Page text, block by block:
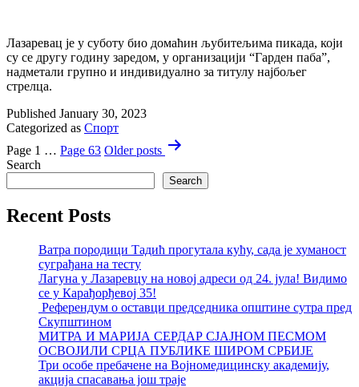
Лазаревац је у суботу био домаћин љубитељима пикада, који
су се другу годину заредом, у организацији “Гарден паба”,
надметали групно и индивидуално за титулу најбољег
стрелца.
Published January 30, 2023
Categorized as Спорт
Posts
pagination
Page 1 … Page 63 Olderposts
Search
Search
Recent Posts
Ватра породици Тадић прогутала кућу, сада је хуманост
суграђана на тесту
Лагуна у Лазаревцу на новој адреси од 24. јула! Видимо
се у Карађорђевој 35!
Референдум о оставци председника општине сутра пред
Скупштином
МИТРА И МАРИЈА СЕРДАР СЈАЈНОМ ПЕСМОМ
ОСВОЈИЛИ СРЦА ПУБЛИКЕ ШИРОМ СРБИЈЕ
Три особе пребачене на Војномедицинску академију,
акција спасавања још траје